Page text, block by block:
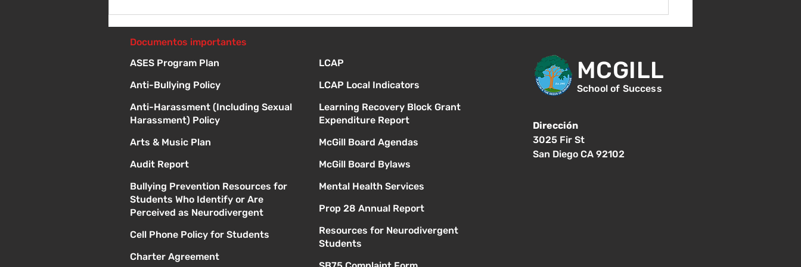
- 10 a 1 p
Documentos importantes
ASES Program Plan
Anti-Bullying Policy
Anti-Harassment (Including Sexual
Harassment) Policy
Arts & Music Plan
Audit Report
Bullying Prevention Resources for
Students Who Identify or Are
Perceived as Neurodivergent
Cell Phone Policy for Students
Charter Agreement
LCAP
LCAP Local Indicators
Learning Recovery Block Grant
Expenditure Report
McGill Board Agendas
McGill Board Bylaws
Mental Health Services
Prop 28 Annual Report
Resources for Neurodivergent
Students
MCGILL
School of Success
Dirección
3025 Fir St
San Diego CA 92102